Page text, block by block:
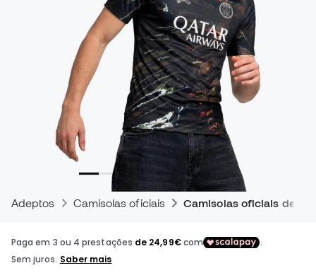
Adeptos Camisolas oficiais Camisolas oficiais de